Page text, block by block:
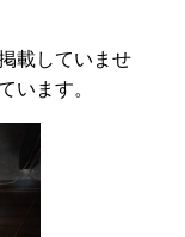
載していませ
います。